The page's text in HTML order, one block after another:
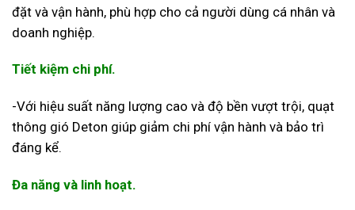
đặt và vận hành, phù hợp cho cả người dùng cá nhân và
doanh nghiệp.
Tiết kiệm chi phí.
-Với hiệu suất năng lượng cao và độ bền vượt trội, quạt
thông gió Deton giúp giảm chi phí vận hành và bảo trì
đáng kể.
Đa năng và linh hoạt.